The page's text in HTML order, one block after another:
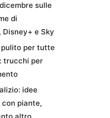
sulle
di
Disney+ e Sky
per tutte
trucchi per
idee
piante,